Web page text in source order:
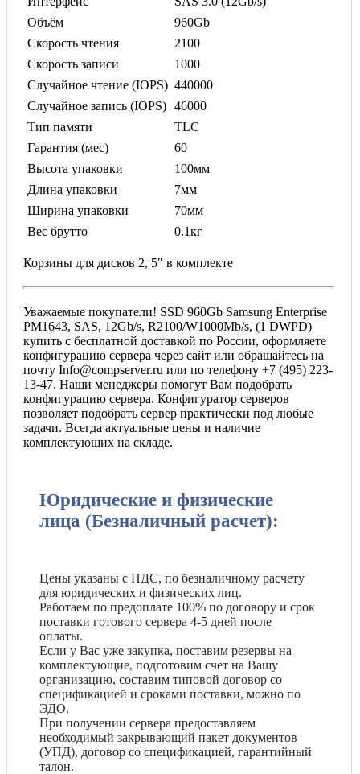
Объём
960Gb
Скорость чтения
2100
Скорость записи
1000
Случайное чтение (IOPS) 440000
Случайное запись (IOPS) 46000
Тип памяти
TLC
Гарантия (мес)
60
Высота упаковки
100мм
Длина упаковки
7мм
Ширина упаковки
70мм
Вес брутто
0.1кг
Корзины для дисков 2, 5″ в комплекте
Уважаемые покупатели! SSD 960Gb Samsung Enterprise
PM1643, SAS, 12Gb/s, R2100/W1000Mb/s, (1 DWPD)
купить с бесплатной доставкой по России, оформляете
конфигурацию сервера через сайт или обращайтесь на
почту Info@compserver.ru или по телефону +7 (495) 223-
13-47. Наши менеджеры помогут Вам подобрать
конфигурацию сервера. Конфигуратор серверов
позволяет подобрать сервер практически под любые
задачи. Всегда актуальные цены и наличие
комплектующих на складе.
Юридические и физические
лица (Безналичный расчет):
Цены указаны с НДС, по безналичному расчету
для юридических и физических лиц.
Работаем по предоплате 100% по договору и срок
поставки готового сервера 4-5 дней после
оплаты.
Если у Вас уже закупка, поставим резервы на
комплектующие, подготовим счет на Вашу
организацию, составим типовой договор со
спецификацией и сроками поставки, можно по
ЭДО.
При получении сервера предоставляем
необходимый закрывающий пакет документов
(УПД), договор со спецификацией, гарантийный
талон.